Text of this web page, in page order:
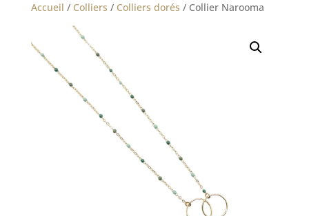
Accueil / Colliers / Colliers dorés / Collier Narooma